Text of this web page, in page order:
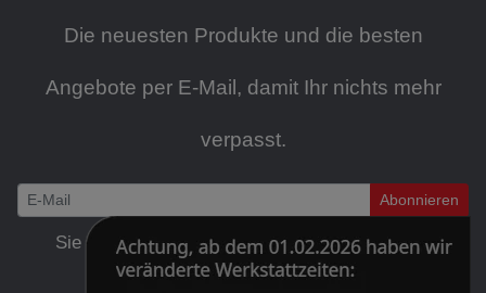
Die neuesten Produkte und die besten
Angebote per E-Mail, damit Ihr nichts mehr
verpasst.
Abonnieren
Sie können den Newsletter jederzeit kostenlos